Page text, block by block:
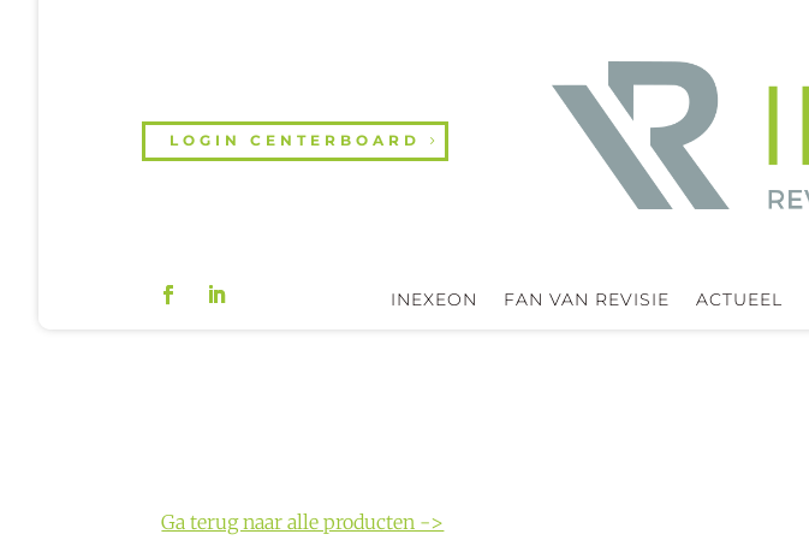
LOGIN CENTERBOARD
INEXEON FAN VAN REVISIE ACTUEEL
Ga terug naar alle producten ->